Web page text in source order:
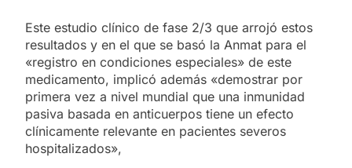
Este estudio clínico de fase 2/3 que arrojó estos
resultados y en el que se basó la Anmat para el
«registro en condiciones especiales» de este
medicamento, implicó además «demostrar por
primera vez a nivel mundial que una inmunidad
pasiva basada en anticuerpos tiene un efecto
clínicamente relevante en pacientes severos
hospitalizados»,